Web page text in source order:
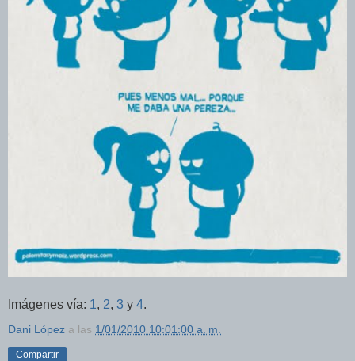
Imágenes vía: 1, 2, 3 y 4.
Dani López a las 1/01/2010 10:01:00 a. m.
Compartir